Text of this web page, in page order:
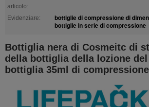
articolo:
Evidenziare: bottiglie di compressione di
bottiglie in serie di compressione
Bottiglia nera di Cosmeitc di
della bottiglia della lozione
bottiglia 35ml di